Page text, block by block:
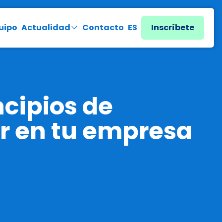
Actualidad Contacto ES Inscríbete
de
en tu empresa